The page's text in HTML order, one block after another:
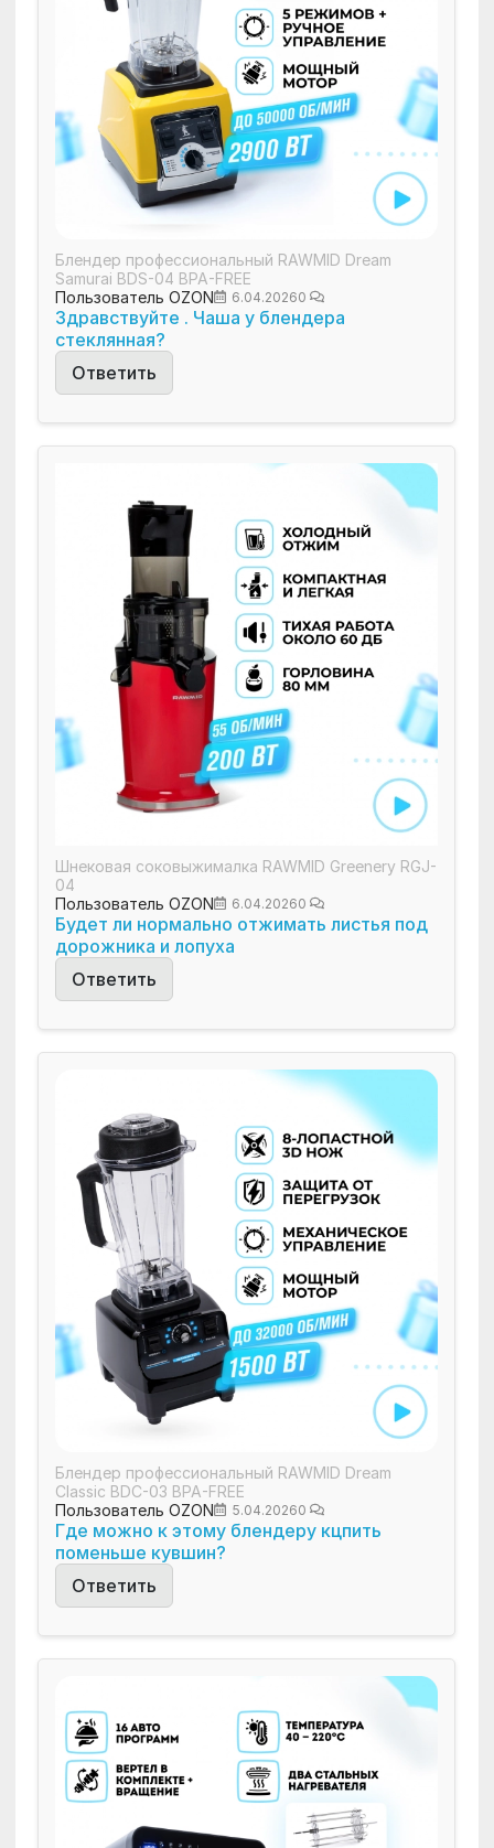
Блендер профессиональный RAWMID Dream
Samurai BDS-04 BPA-FREE
Пользователь OZON
6.04.20260
Здравствуйте . Чаша у блендера
стеклянная?
Ответить
Шнековая соковыжималка RAWMID Greenery RGJ-
04
Пользователь OZON
6.04.20260
Будет ли нормально отжимать листья под
дорожника и лопуха
Ответить
Блендер профессиональный RAWMID Dream
Classic BDC-03 BPA-FREE
Пользователь OZON
5.04.20260
Где можно к этому блендеру кцпить
поменьше кувшин?
Ответить